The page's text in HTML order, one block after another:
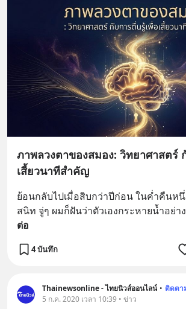
ภาพลวงตาของสมอง: วิทยาศาสตร์
เสี้ยวนาทีสำคัญ
ย้อนกลับไปเมื่อสิบกว่าปีก่อน ในค่ำคืนห
สนิท จู่ๆ ผมก็ฝันว่าตัวเองกระหายน้ำอย่า
ต่อ
4 บันทึก
Thainewsonline - ไทยนิวส์ออนไลน์ • ติดตา
5 ก.ค. 2020 เวลา 10:39 • ข่าว